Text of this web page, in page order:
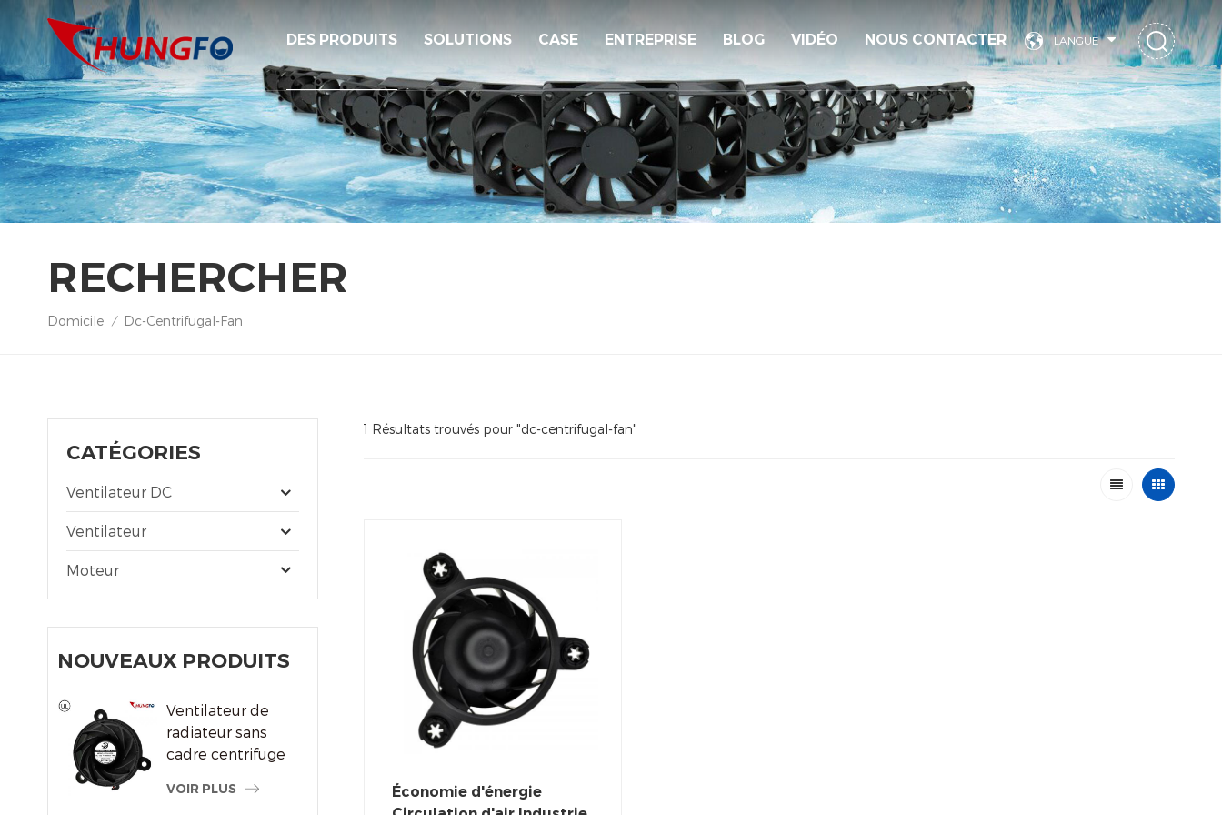
LANGUE
DES PRODUITS SOLUTIONS CASE ENTREPRISE BLOG VIDÉO NOUS CONTACTER
RECHERCHER
Domicile / Dc-Centrifugal-Fan
CATÉGORIES
Ventilateur DC
Ventilateur
Moteur
NOUVEAUX PRODUITS
Ventilateur de
radiateur sans
cadre centrifuge
refroidissement
VOIR PLUS
1 Résultats trouvés pour "dc-centrifugal-fan"
Économie d'énergie